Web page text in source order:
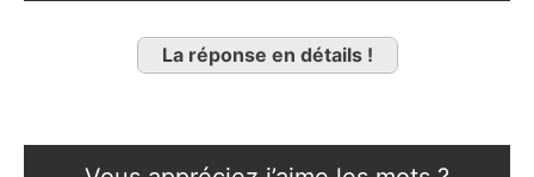
La réponse en détails !